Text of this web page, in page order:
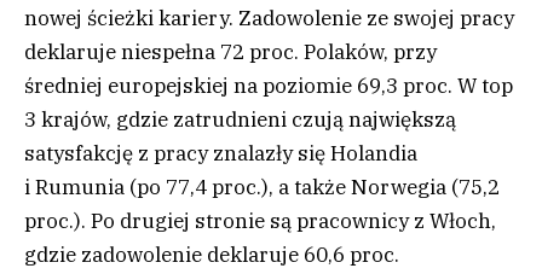
nowej ścieżki kariery. Zadowolenie ze swojej pracy
deklaruje niespełna 72 proc. Polaków, przy
średniej europejskiej na poziomie 69,3 proc. W top
3 krajów, gdzie zatrudnieni czują największą
satysfakcję z pracy znalazły się Holandia
i Rumunia (po 77,4 proc.), a także Norwegia (75,2
proc.). Po drugiej stronie są pracownicy z Włoch,
gdzie zadowolenie deklaruje 60,6 proc.